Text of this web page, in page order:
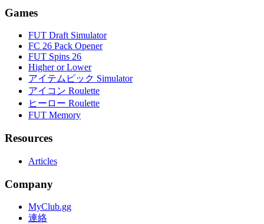
Games
FUT Draft Simulator
FC 26 Pack Opener
FUT Spins 26
Higher or Lower
アイテムピック Simulator
アイコン Roulette
ヒーロー Roulette
FUT Memory
Resources
Articles
Company
MyClub.gg
連絡